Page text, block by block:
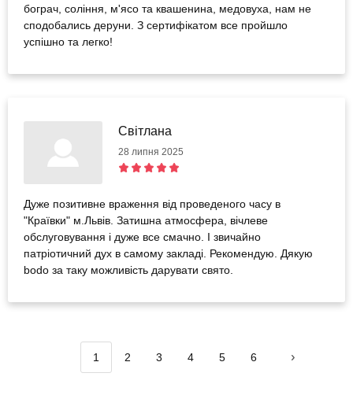
бограч, соління, м'ясо та квашенина, медовуха, нам не
сподобались деруни. З сертифікатом все пройшло
успішно та легко!
Світлана
28 липня 2025
Дуже позитивне враження від проведеного часу в
"Краївки" м.Львів. Затишна атмосфера, вічлеве
обслуговування і дуже все смачно. І звичайно
патріотичний дух в самому закладі. Рекомендую. Дякую
bodo за таку можливість дарувати свято.
1 2 3 4 5 6